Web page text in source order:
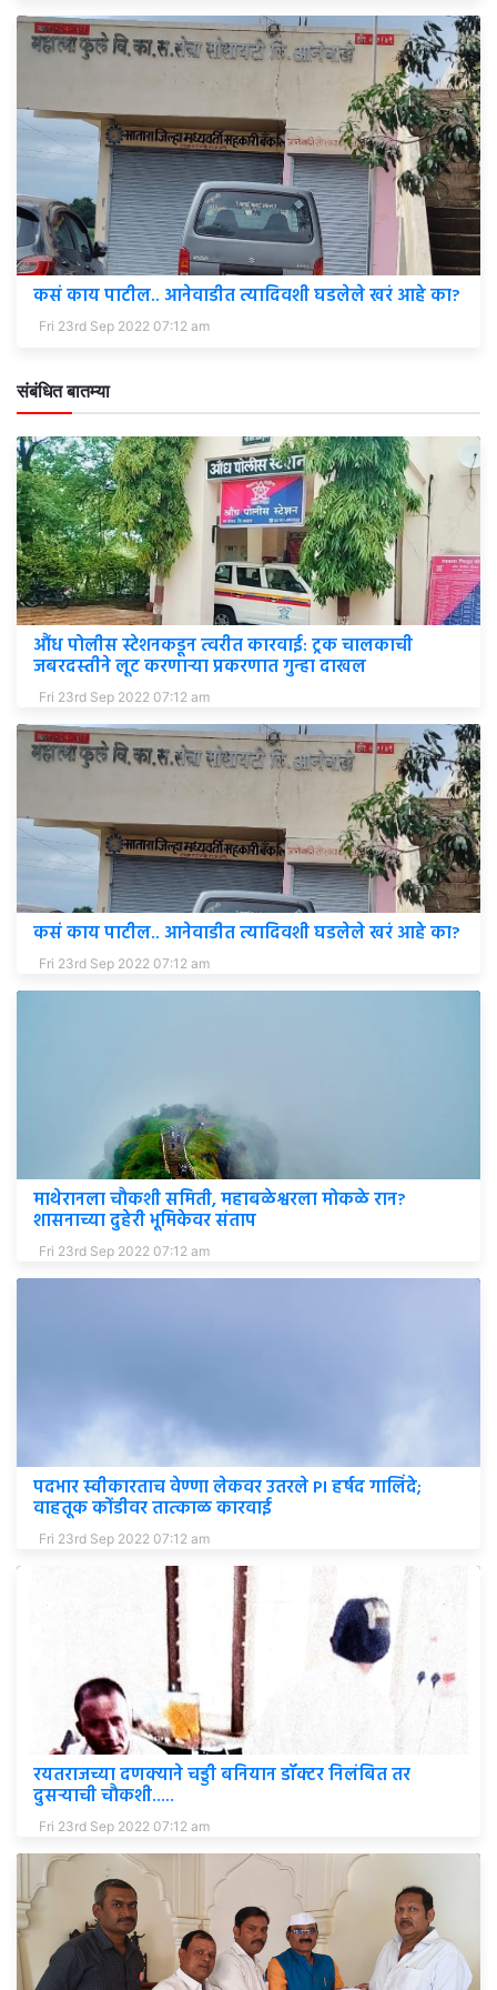
कसं काय पाटील.. आनेवाडीत त्यादिवशी घडलेले खरं आहे का?
Fri 23rd Sep 2022 07:12 am
संबंधित बातम्या
औंध पोलीस स्टेशनकडून त्वरीत कारवाई: ट्रक चालकाची
जबरदस्तीने लूट करणाऱ्या प्रकरणात गुन्हा दाखल
Fri 23rd Sep 2022 07:12 am
कसं काय पाटील.. आनेवाडीत त्यादिवशी घडलेले खरं आहे का?
Fri 23rd Sep 2022 07:12 am
माथेरानला चौकशी समिती, महाबळेश्वरला मोकळे रान?
शासनाच्या दुहेरी भूमिकेवर संताप
Fri 23rd Sep 2022 07:12 am
पदभार स्वीकारताच वेण्णा लेकवर उतरले PI हर्षद गालिंदे;
वाहतूक कोंडीवर तात्काळ कारवाई
Fri 23rd Sep 2022 07:12 am
रयतराजच्या दणक्याने चड्डी बनियान डॉक्टर निलंबित तर
दुसऱ्याची चौकशी.....
Fri 23rd Sep 2022 07:12 am